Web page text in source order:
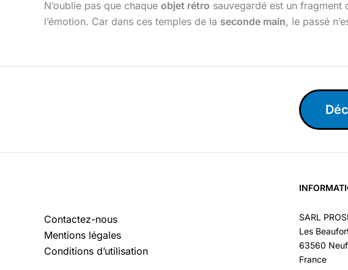
N’oublie pas que chaque objet rétro sauvegardé est un
l’émotion. Car dans ces temples de la seconde main, le passé
Contactez-nous
Mentions légales
Conditions d’utilisation
SARL
Les
63560
France